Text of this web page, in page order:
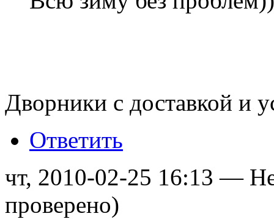
Дворники с доставкой и
Ответить
чт, 2010-02-25 16:13 —
проверено)